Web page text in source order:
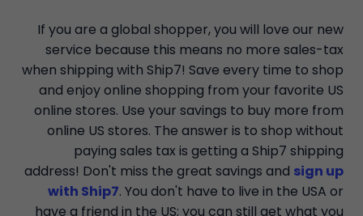
If you are a global shopper, you will love our new
service because this means no more sales-tax
when shipping with Ship7! Save every time to shop
and enjoy online shopping from your favorite US
online stores. Use your savings to buy more from
online US stores. The answer is to shop without
paying sales tax is getting a Ship7 shipping
address! Don't miss the great savings and sign up
with Ship7. You don't have to live in the USA or
have a friend in the US; you can still get what you